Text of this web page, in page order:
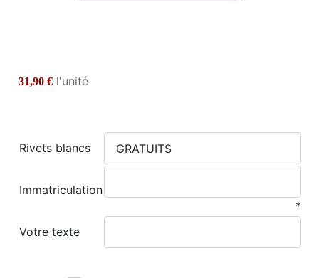
31,90 € l'unité
Rivets blancs
Immatriculation
*
Votre texte